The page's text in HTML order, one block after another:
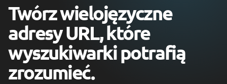
Twórz wielojęzyczne
adresy URL, które
wyszukiwarki potrafią
zrozumieć.